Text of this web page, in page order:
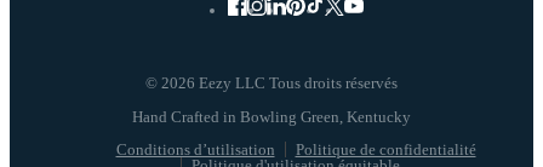
© 2026 Eezy LLC Tous droits réservés
Conditions d’utilisation
Politique de confidentialité